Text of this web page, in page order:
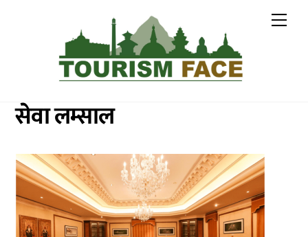
सेवा लम्साल